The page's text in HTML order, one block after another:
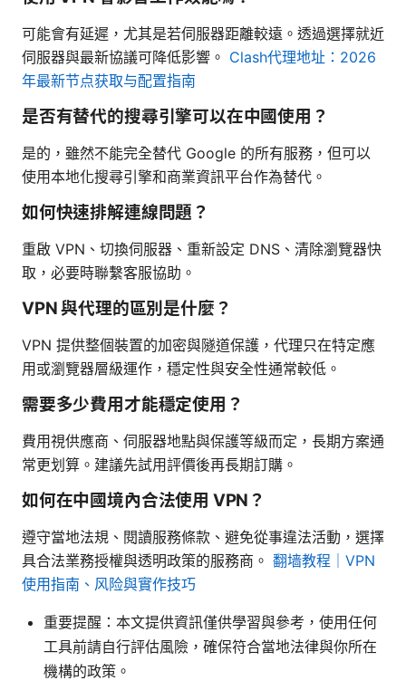
可能會有延遲，尤其是若伺服器距離較遠。透過選擇就近
伺服器與最新協議可降低影響。 Clash代理地址：2026
年最新节点获取与配置指南
是否有替代的搜尋引擎可以在中國使用？
是的，雖然不能完全替代 Google 的所有服務，但可以
使用本地化搜尋引擎和商業資訊平台作為替代。
如何快速排解連線問題？
重啟 VPN、切換伺服器、重新設定 DNS、清除瀏覽器快
取，必要時聯繫客服協助。
VPN 與代理的區別是什麼？
VPN 提供整個裝置的加密與隧道保護，代理只在特定應
用或瀏覽器層級運作，穩定性與安全性通常較低。
需要多少費用才能穩定使用？
費用視供應商、伺服器地點與保護等級而定，長期方案通
常更划算。建議先試用評價後再長期訂購。
如何在中國境內合法使用 VPN？
遵守當地法規、閱讀服務條款、避免從事違法活動，選擇
具合法業務授權與透明政策的服務商。 翻墙教程｜VPN
使用指南、风险與實作技巧
重要提醒：本文提供資訊僅供學習與參考，使用任何
工具前請自行評估風險，確保符合當地法律與你所在
機構的政策。